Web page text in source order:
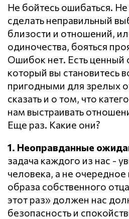
Не бойтесь ошибаться. Не
сделать неправильный
близости и отношений,
одиночества, бояться
Ошибок нет. Есть ценный
который вы становитесь
пригодными для зрелых
сказать и о том, что
нам выстраивать
Еще раз. Какие они?
1. Неоправданные
задача каждого из нас -
человека, а не
образа собственного
этот раз» должен нас
безопасность и